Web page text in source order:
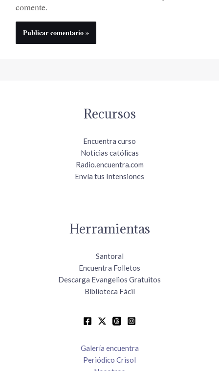
comente.
Recursos
Encuentra curso
Noticias católicas
Radio.encuentra.com
Envía tus Intensiones
Herramientas
Santoral
Encuentra Folletos
Descarga Evangelios Gratuitos
Biblioteca Fácil
Galería encuentra
Periódico Crisol